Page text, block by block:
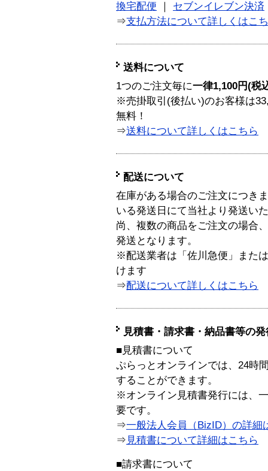
換宅配便
セブンイレブン決済
⇒支払方法について詳しくはこ
送料について
1つのご注文毎に一律1,100円(税
※売掛取引(後払い)のお客様は
無料！
⇒送料について詳しくはこちら
配送について
在庫がある場合のご注文につき
いる発送日にて当社より発送い
尚、複数の商品をご注文の場合
発送となります。
※配送業者は「佐川急便」また
けます
⇒配送について詳しくはこちら
見積書・請求書・納品書等の
■見積書について
ぷらっとオンラインでは、24時
することができます。
※オンライン見積書発行には、
要です。
⇒一般法人会員（BizID）の詳細
⇒ 見積書について詳細はこちら
■請求書について